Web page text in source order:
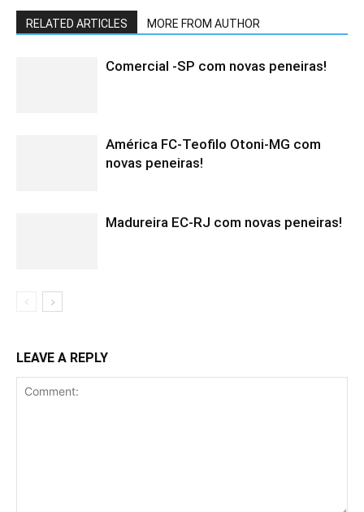
RELATED ARTICLES MORE FROM AUTHOR
Comercial -SP com novas peneiras!
América FC-Teofilo Otoni-MG com
novas peneiras!
Madureira EC-RJ com novas peneiras!
LEAVE A REPLY